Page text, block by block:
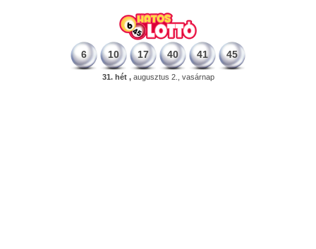
6 10 17 40 41 45
31. hét ,augusztus 2., vasárnap